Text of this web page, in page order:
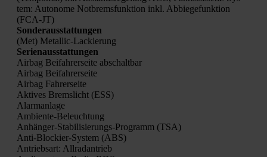
tem: Auto­no­me Not­brems­funk­ti­on inkl. Abbie­ge­funk­ti­on
(FCA-JT)
Son­der­aus­stat­tun­gen
(Met) Metal­lic-Lackie­rung
Seri­en­aus­stat­tun­gen
Air­bag Bei­fah­rer­sei­te abschalt­bar
Air­bag Bei­fah­rer­sei­te
Air­bag Fah­rer­sei­te
Akti­ves Brems­licht (ESS)
Alarm­an­la­ge
Ambi­en­te-Beleuch­tung
Anhän­ger-Sta­bi­li­sie­rungs-Pro­gramm (TSA)
Anti-Blo­ckier-Sys­tem (ABS)
Antriebs­art: All­rad­an­trieb